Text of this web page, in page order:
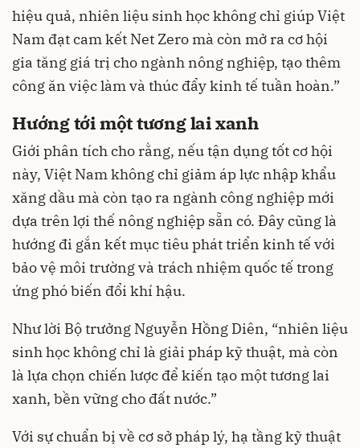
hiệu quả, nhiên liệu sinh học không chỉ giúp Việt
Nam đạt cam kết Net Zero mà còn mở ra cơ hội
gia tăng giá trị cho ngành nông nghiệp, tạo thêm
công ăn việc làm và thúc đẩy kinh tế tuần hoàn.”
Hướng tới một tương lai xanh
Giới phân tích cho rằng, nếu tận dụng tốt cơ hội
này, Việt Nam không chỉ giảm áp lực nhập khẩu
xăng dầu mà còn tạo ra ngành công nghiệp mới
dựa trên lợi thế nông nghiệp sẵn có. Đây cũng là
hướng đi gắn kết mục tiêu phát triển kinh tế với
bảo vệ môi trường và trách nhiệm quốc tế trong
ứng phó biến đổi khí hậu.
Như lời Bộ trưởng Nguyễn Hồng Diên, “nhiên liệu
sinh học không chỉ là giải pháp kỹ thuật, mà còn
là lựa chọn chiến lược để kiến tạo một tương lai
xanh, bền vững cho đất nước.”
Với sự chuẩn bị về cơ sở pháp lý, hạ tầng kỹ thuật